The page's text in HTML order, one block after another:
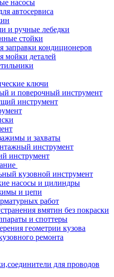
насосы
автосервиса
и ручные лебедки
стойки
заправки кондиционеров
мойки деталей
ключи
и поверочный инструмент
инструмент
и захваты
инструмент
инструмент
кузовной инструмент
насосы и цилиндры
и цепи
работ
вмятин без покраски
и споттеры
геометрии кузова
ремонта
для проводов